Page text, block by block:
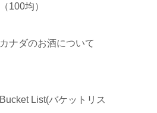
（100均）
カナダのお酒について
Bucket List(バケットリス